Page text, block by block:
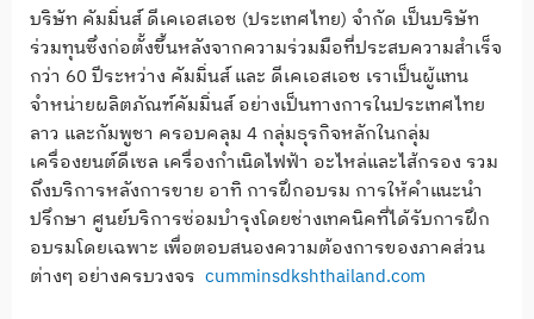
บริษัท คัมมิ่นส์ ดีเคเอสเอช (ประเทศไทย) จำกัด เป็นบริษัท
ร่วมทุนซึ่งก่อตั้งขึ้นหลังจากความร่วมมือที่ประสบความสำเร็จ
กว่า 60 ปีระหว่าง คัมมิ่นส์ และ ดีเคเอสเอช เราเป็นผู้แทน
จำหน่ายผลิตภัณฑ์คัมมิ่นส์ อย่างเป็นทางการในประเทศไทย
ลาว และกัมพูชา ครอบคลุม 4 กลุ่มธุรกิจหลักในกลุ่ม
เครื่องยนต์ดีเซล เครื่องกำเนิดไฟฟ้า อะไหล่และไส้กรอง รวม
ถึงบริการหลังการขาย อาทิ การฝึกอบรม การให้คำแนะนำ
ปรึกษา ศูนย์บริการซ่อมบำรุงโดยช่างเทคนิคที่ได้รับการฝึก
อบรมโดยเฉพาะ เพื่อตอบสนองความต้องการของภาคส่วน
ต่างๆ อย่างครบวงจร cumminsdkshthailand.com